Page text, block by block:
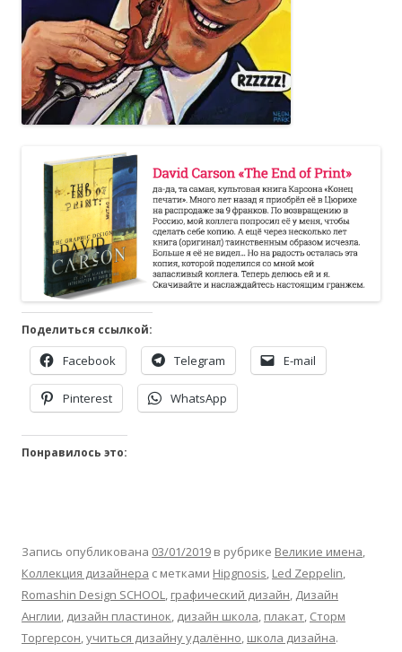
Поделиться ссылкой:
Facebook Telegram E-mail
Pinterest WhatsApp
Понравилось это:
Запись опубликована 03/01/2019 в рубрике Великие имена,
Коллекция дизайнера с метками Hipgnosis, Led Zeppelin,
Romashin Design SCHOOL, графический дизайн, Дизайн
Англии, дизайн пластинок, дизайн школа, плакат, Сторм
Торгерсон,учиться дизайну удалённо, школа дизайна.